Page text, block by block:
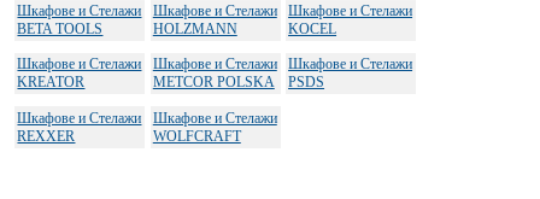
Шкафове и Стелажи
BETA TOOLS
Шкафове и Стелажи
HOLZMANN
Шкафове и Стелажи
KOCEL
Шкафове и Стелажи
KREATOR
Шкафове и Стелажи
METCOR POLSKA
Шкафове и Стелажи
PSDS
Шкафове и Стелажи
REXXER
Шкафове и Стелажи
WOLFCRAFT